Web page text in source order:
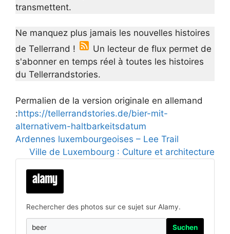
transmettent.
Ne manquez plus jamais les nouvelles histoires
de Tellerrand !
Un lecteur de flux permet de
s'abonner en temps réel à toutes les histoires
du Tellerrandstories.
Permalien de la version originale en allemand
:https://tellerrandstories.de/bier-mit-
alternativem-haltbarkeitsdatum
Ardennes luxembourgeoises – Lee Trail
Ville de Luxembourg : Culture et architecture
Rechercher des photos sur ce sujet sur Alamy.
Suchen